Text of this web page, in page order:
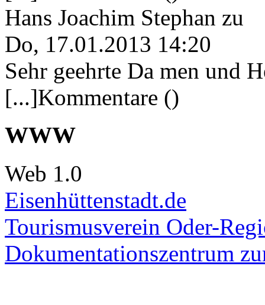
Hans Joachim Stephan zu
Do, 17.01.2013 14:20
Sehr geehrte Da men und
[...]Kommentare ()
WWW
Web 1.0
Eisenhüttenstadt.de
Tourismusverein Oder-
Dokumentationszentrum